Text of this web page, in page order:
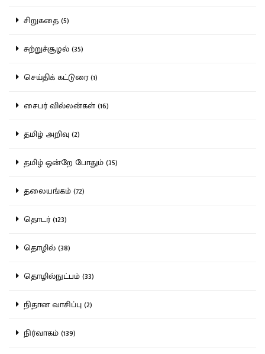
சிறுகதை (5)
சுற்றுச்சூழல் (35)
செய்திக் கட்டுரை (1)
சைபர் வில்லன்கள் (16)
தமிழ் அறிவு (2)
தமிழ் ஒன்றே போதும் (35)
தலையங்கம் (72)
தொடர் (123)
தொழில் (38)
தொழில்நுட்பம் (33)
நிதான வாசிப்பு (2)
நிர்வாகம் (139)